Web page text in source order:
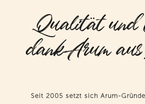
Qualität und
dank Arum
Seit 2005 setzt sich Arum-